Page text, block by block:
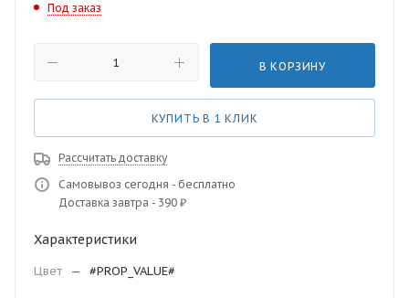
Под заказ
В КОРЗИНУ
КУПИТЬ В 1 КЛИК
Рассчитать доставку
Самовывоз сегодня - бесплатно
Доставка завтра - 390 ₽
Характеристики
Цвет — #PROP_VALUE#